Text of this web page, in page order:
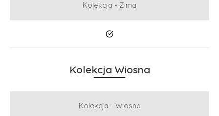
Kolekcja - Zima
Tak
Kolekcja Wiosna
Kolekcja - Wiosna